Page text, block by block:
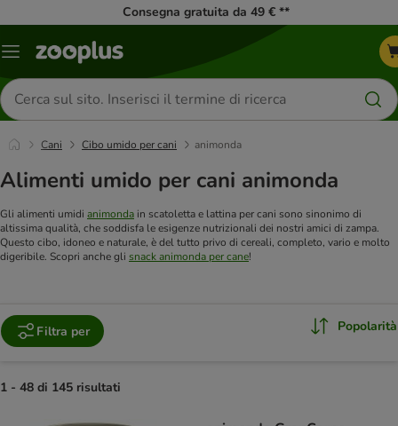
Consegna gratuita da 49 € **
Overview
Cerca
prodotti
Cani Cibo umido per cani animonda
Alimenti umido per cani animonda
Gli alimenti umidi animonda in scatoletta e lattina per cani sono sinonimo di
altissima qualità, che soddisfa le esigenze nutrizionali dei nostri amici di zampa.
Questo cibo, idoneo e naturale, è del tutto privo di cereali, completo, vario e molto
digeribile. Scopri anche gli snack animonda per cane!
Filtra per Popolarità
1 - 48 di 145 risultati